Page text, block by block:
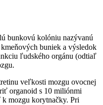
bunkovú kolóniu nazývanú
buniek a výsledok
ľudského orgánu (odtiaľ
veľkosti mozgu ovocnej
organoid s 10 miliónmi
mozgu korytnačky. Pri